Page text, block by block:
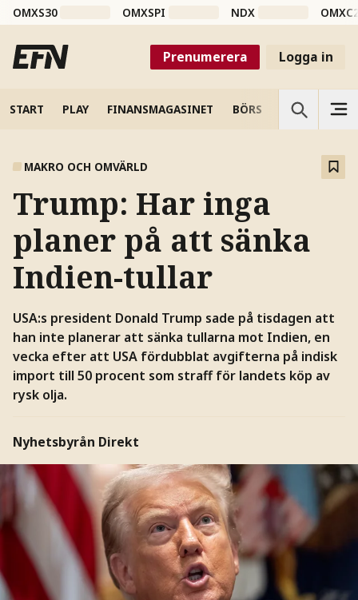
OMXS30 OMXSPI NDX
Prenumerera Logga in
START PLAY FINANSMAGASINET BÖRS VETENSKAP
MAKRO OCH OMVÄRLD
Trump: Har inga
planer på att sänka
Indien-tullar
USA:s president Donald Trump sade på tisdagen att
han inte planerar att sänka tullarna mot Indien, en
vecka efter att USA fördubblat avgifterna på indisk
import till 50 procent som straff för landets köp av
rysk olja.
Nyhetsbyrån Direkt